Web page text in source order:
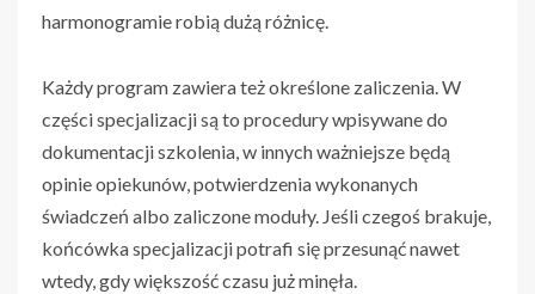
harmonogramie robią dużą różnicę.
Każdy program zawiera też określone zaliczenia. W
części specjalizacji są to procedury wpisywane do
dokumentacji szkolenia, w innych ważniejsze będą
opinie opiekunów, potwierdzenia wykonanych
świadczeń albo zaliczone moduły. Jeśli czegoś brakuje,
końcówka specjalizacji potrafi się przesunąć nawet
wtedy, gdy większość czasu już minęła.